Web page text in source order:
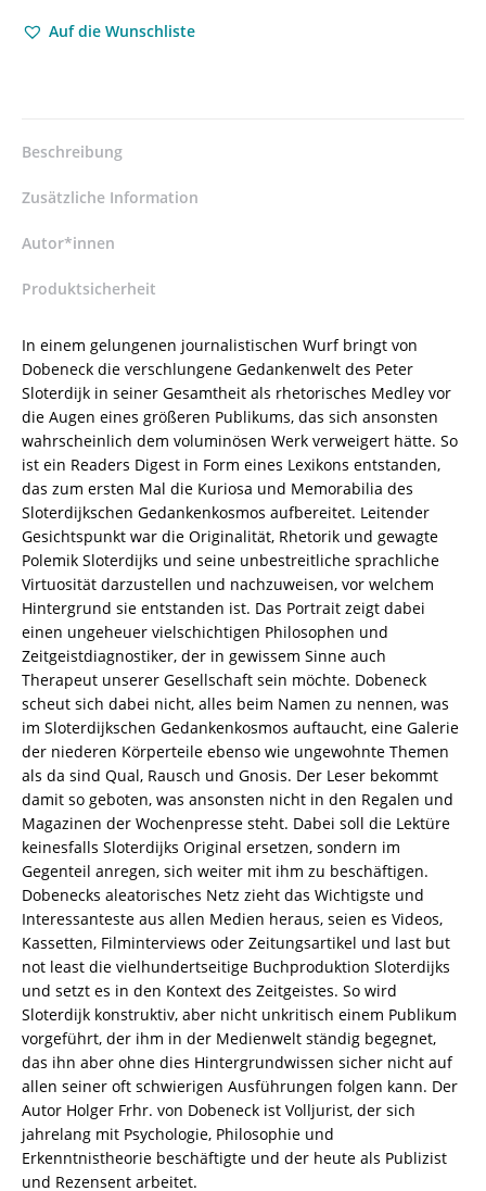
Auf die Wunschliste
Beschreibung
Zusätzliche Information
Autor*innen
Produktsicherheit
In einem gelungenen journalistischen Wurf bringt von
Dobeneck die verschlungene Gedankenwelt des Peter
Sloterdijk in seiner Gesamtheit als rhetorisches Medley vor
die Augen eines größeren Publikums, das sich ansonsten
wahrscheinlich dem voluminösen Werk verweigert hätte. So
ist ein Readers Digest in Form eines Lexikons entstanden,
das zum ersten Mal die Kuriosa und Memorabilia des
Sloterdijkschen Gedankenkosmos aufbereitet. Leitender
Gesichtspunkt war die Originalität, Rhetorik und gewagte
Polemik Sloterdijks und seine unbestreitliche sprachliche
Virtuosität darzustellen und nachzuweisen, vor welchem
Hintergrund sie entstanden ist. Das Portrait zeigt dabei
einen ungeheuer vielschichtigen Philosophen und
Zeitgeistdiagnostiker, der in gewissem Sinne auch
Therapeut unserer Gesellschaft sein möchte. Dobeneck
scheut sich dabei nicht, alles beim Namen zu nennen, was
im Sloterdijkschen Gedankenkosmos auftaucht, eine Galerie
der niederen Körperteile ebenso wie ungewohnte Themen
als da sind Qual, Rausch und Gnosis. Der Leser bekommt
damit so geboten, was ansonsten nicht in den Regalen und
Magazinen der Wochenpresse steht. Dabei soll die Lektüre
keinesfalls Sloterdijks Original ersetzen, sondern im
Gegenteil anregen, sich weiter mit ihm zu beschäftigen.
Dobenecks aleatorisches Netz zieht das Wichtigste und
Interessanteste aus allen Medien heraus, seien es Videos,
Kassetten, Filminterviews oder Zeitungsartikel und last but
not least die vielhundertseitige Buchproduktion Sloterdijks
und setzt es in den Kontext des Zeitgeistes. So wird
Sloterdijk konstruktiv, aber nicht unkritisch einem Publikum
vorgeführt, der ihm in der Medienwelt ständig begegnet,
das ihn aber ohne dies Hintergrundwissen sicher nicht auf
allen seiner oft schwierigen Ausführungen folgen kann. Der
Autor Holger Frhr. von Dobeneck ist Volljurist, der sich
jahrelang mit Psychologie, Philosophie und
Erkenntnistheorie beschäftigte und der heute als Publizist
und Rezensent arbeitet.